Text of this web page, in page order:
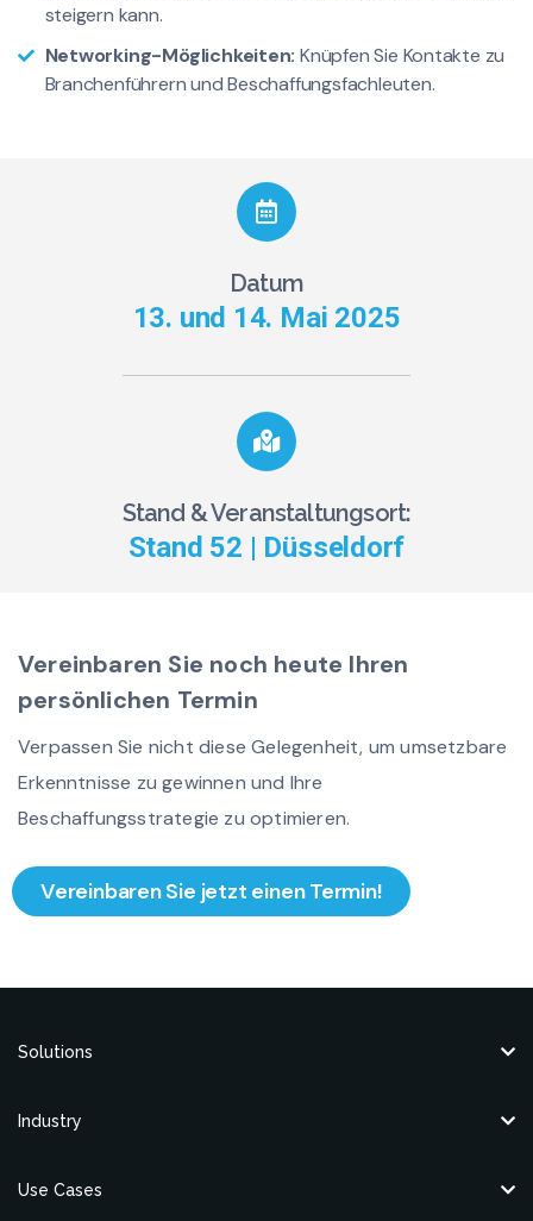
steigern kann.
Networking-Möglichkeiten: Knüpfen Sie Kontakte zu
Branchenführern und Beschaffungsfachleuten.
Datum
13. und 14. Mai 2025
Stand & Veranstaltungsort:
Stand 52 | Düsseldorf
Vereinbaren Sie noch heute Ihren
persönlichen Termin
Verpassen Sie nicht diese Gelegenheit, um umsetzbare
Erkenntnisse zu gewinnen und Ihre
Beschaffungsstrategie zu optimieren.
Vereinbaren Sie jetzt einen Termin!
Solutions
Industry
Use Cases